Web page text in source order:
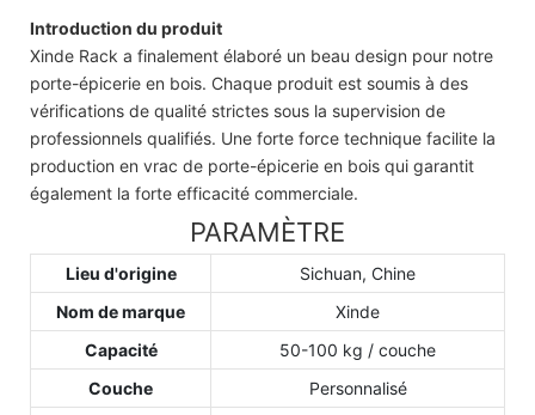
Introduction du produit
Xinde Rack a finalement élaboré un beau design pour notre
porte-épicerie en bois. Chaque produit est soumis à des
vérifications de qualité strictes sous la supervision de
professionnels qualifiés. Une forte force technique facilite la
production en vrac de porte-épicerie en bois qui garantit
également la forte efficacité commerciale.
PARAMÈTRE
Lieu d'origine
Sichuan, Chine
Nom de marque
Xinde
Capacité
50-100 kg / couche
Couche
Personnalisé